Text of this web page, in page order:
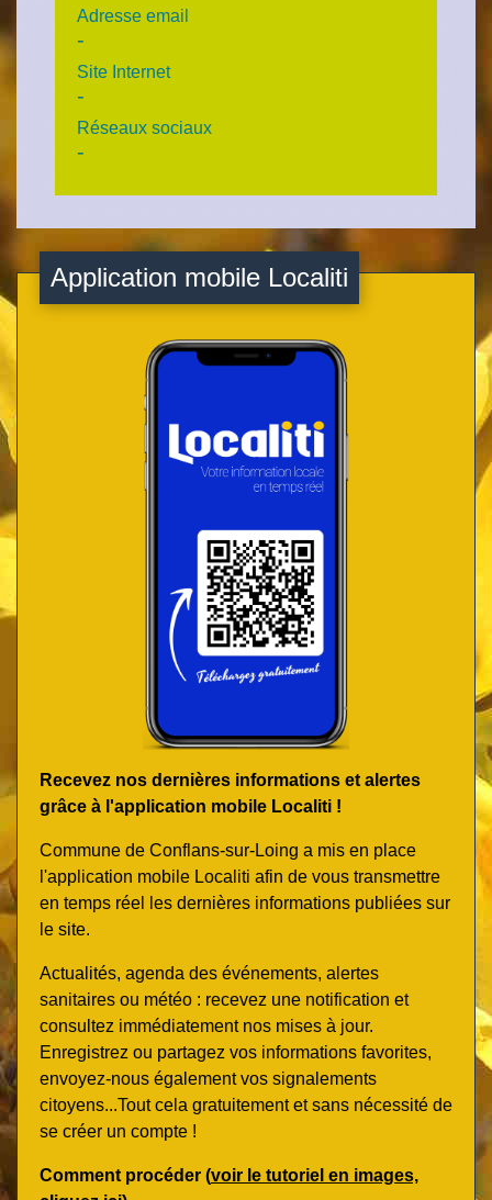
Adresse email
-
Site Internet
-
Réseaux sociaux
-
Application mobile Localiti
Recevez nos dernières informations et alertes
grâce à l'application mobile Localiti !
Commune de Conflans-sur-Loing a mis en place
l'application mobile Localiti afin de vous transmettre
en temps réel les dernières informations publiées sur
le site.
Actualités, agenda des événements, alertes
sanitaires ou météo : recevez une notification et
consultez immédiatement nos mises à jour.
Enregistrez ou partagez vos informations favorites,
envoyez-nous également vos signalements
citoyens...Tout cela gratuitement et sans nécessité de
se créer un compte !
Comment procéder (voir le tutoriel en images,